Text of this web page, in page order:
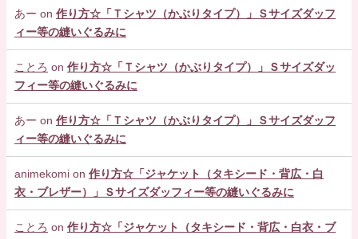
あー on 作り方☆「Ｔシャツ（かぶりタイプ）」Ｓサイズダッフ
ィー等の縫いぐるみに
ことろ on 作り方☆「Ｔシャツ（かぶりタイプ）」Ｓサイズダッ
フィー等の縫いぐるみに
あー on 作り方☆「Ｔシャツ（かぶりタイプ）」Ｓサイズダッフ
ィー等の縫いぐるみに
animekomi on 作り方☆「ジャケット（タキシード・背広・白
衣・ブレザー）」Ｓサイズダッフィー等の縫いぐるみに
ことろ on 作り方☆「ジャケット（タキシード・背広・白衣・ブ